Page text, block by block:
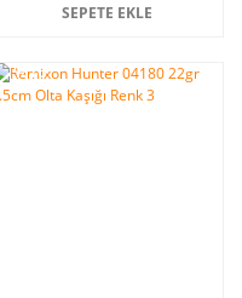
SEPETE EKLE
%10